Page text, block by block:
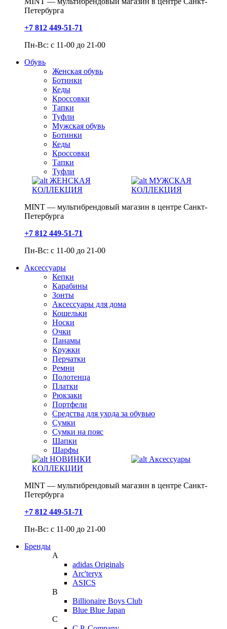
Петербурга
+7 812 449-51-71
Пн-Вс: с 11-00 до 21-00
Обувь
Женская обувь
Ботинки
Кеды
Кроссовки
Тапки
Туфли
Мужская обувь
Ботинки
Кеды
Кроссовки
Тапки
Туфли
ЖЕНСКАЯ
КОЛЛЕКЦИЯ
МУЖСКАЯ
КОЛЛЕКЦИЯ
MINT — мультибрендовый магазин в центре Санкт-
Петербурга
+7 812 449-51-71
Пн-Вс: с 11-00 до 21-00
Аксессуары
Кепки
Карабины
Зонты
Аксессуары для дома
Кошельки
Носки
Очки
Панамы
Кружки
Перчатки
Ремни
Полотенца
Платки
Рюкзаки
Портфели
Средства для ухода за обувью
Сумки
Сумки на пояс
Шапки
Шарфы
НОВИНКИ
КОЛЛЕКЦИИ
Аксессуары
MINT — мультибрендовый магазин в центре Санкт-
Петербурга
+7 812 449-51-71
Пн-Вс: с 11-00 до 21-00
Бренды
A
adidas Originals
Arc'teryx
ASICS
B
Billionaire Boys Club
Blue Blue Japan
C